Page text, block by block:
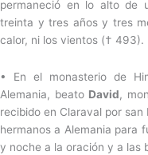
permaneció en lo alto de
treinta y tres años y tres
calor, ni los vientos († 493).
• En el monasterio de
Alemania, beato David,
recibido en Claraval por
hermanos a Alemania para
y noche a la oración y a las